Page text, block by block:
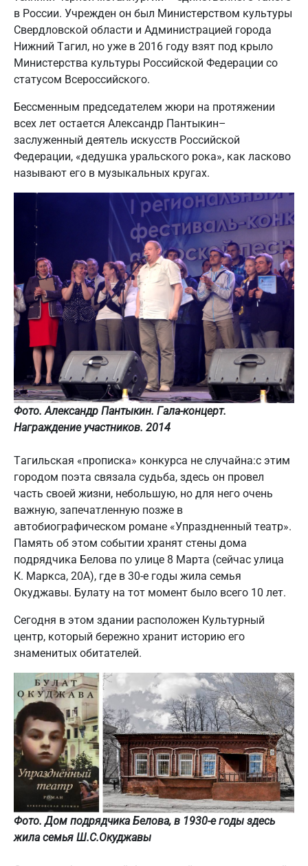
в России. Учрежден он был Министерством культуры
Свердловской области и Администрацией города
Нижний Тагил, но уже в 2016 году взят под крыло
Министерства культуры Российской Федерации со
статусом Всероссийского.
Бессменным председателем жюри на протяжении
всех лет остается Александр Пантыкин–
заслуженный деятель искусств Российской
Федерации, «дедушка уральского рока», как ласково
называют его в музыкальных кругах.
Фото. Александр Пантыкин. Гала-концерт.
Награждение участников. 2014
Тагильская «прописка» конкурса не случайна:с этим
городом поэта связала судьба, здесь он провел
часть своей жизни, небольшую, но для него очень
важную, запечатленную позже в
автобиографическом романе «Упраздненный театр».
Память об этом событии хранят стены дома
подрядчика Белова по улице 8 Марта (сейчас улица
К. Маркса, 20А), где в 30-е годы жила семья
Окуджавы. Булату на тот момент было всего 10 лет.
Сегодня в этом здании расположен Культурный
центр, который бережно хранит историю его
знаменитых обитателей.
Фото. Дом подрядчика Белова, в 1930-е годы здесь
жила семья Ш.С.Окуджавы